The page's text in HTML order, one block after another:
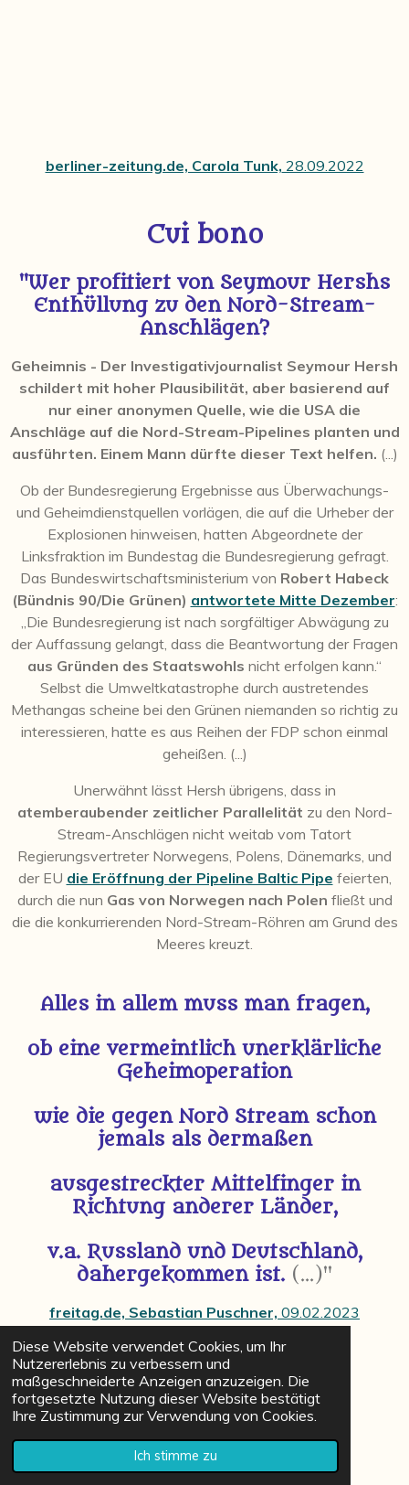
Diese Website verwendet Cookies, um Ihr
Nutzererlebnis zu verbessern und
maßgeschneiderte Anzeigen anzuzeigen. Die
fortgesetzte Nutzung dieser Website bestätigt
Ihre Zustimmung zur Verwendung von Cookies.
Ich stimme zu
berliner-zeitung.de, Carola Tunk, 28.09.2022
Cui bono
"Wer profitiert von Seymour Hershs
Enthüllung zu den Nord-Stream-
Anschlägen?
Geheimnis - Der Investigativjournalist Seymour Hersh
schildert mit hoher Plausibilität, aber basierend auf
nur einer anonymen Quelle, wie die USA die
Anschläge auf die Nord-Stream-Pipelines planten und
ausführten. Einem Mann dürfte dieser Text helfen. (...)
Ob der Bundesregierung Ergebnisse aus Überwachungs-
und Geheimdienstquellen vorlägen, die auf die Urheber der
Explosionen hinweisen, hatten Abgeordnete der
Linksfraktion im Bundestag die Bundesregierung gefragt.
Das Bundeswirtschaftsministerium von Robert Habeck
(Bündnis 90/Die Grünen) antwortete Mitte Dezember:
„Die Bundesregierung ist nach sorgfältiger Abwägung zu
der Auffassung gelangt, dass die Beantwortung der Fragen
aus Gründen des Staatswohls nicht erfolgen kann.“
Selbst die Umweltkatastrophe durch austretendes
Methangas scheine bei den Grünen niemanden so richtig zu
interessieren, hatte es aus Reihen der FDP schon einmal
geheißen. (...)
Unerwähnt lässt Hersh übrigens, dass in
atemberaubender zeitlicher Parallelität zu den Nord-
Stream-Anschlägen nicht weitab vom Tatort
Regierungsvertreter Norwegens, Polens, Dänemarks, und
der EU die Eröffnung der Pipeline Baltic Pipe feierten,
durch die nun Gas von Norwegen nach Polen fließt und
die die konkurrierenden Nord-Stream-Röhren am Grund des
Meeres kreuzt.
Alles in allem muss man fragen,
ob eine vermeintlich unerklärliche
Geheimoperation
wie die gegen Nord Stream schon
jemals als dermaßen
ausgestreckter Mittelfinger in
Richtung anderer Länder,
v.a. Russland und Deutschland,
dahergekommen ist.(...)"
freitag.de, Sebastian Puschner, 09.02.2023